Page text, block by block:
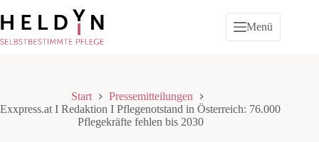
Inhalt
springen
Menü
Start
Pressemitteilungen
Exxpress.at I Redaktion I Pflegenotstand in Österreich: 76.000
Pflegekräfte fehlen bis 2030